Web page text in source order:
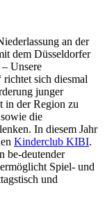
an der
dem Düsseldorfer
Unsere
sich diesmal
junger
in der Region zu
die
In diesem Jahr
Kinderclub KIBI.
be-deutender
Spiel- und
und